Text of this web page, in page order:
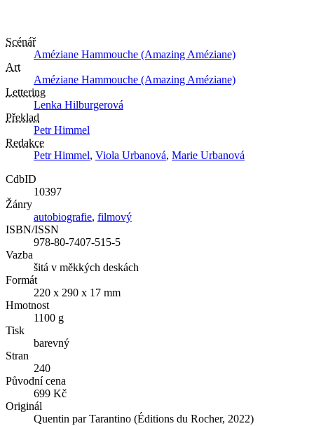
Scénář
Améziane Hammouche (Amazing Améziane)
Art
Améziane Hammouche (Amazing Améziane)
Lettering
Lenka Hilburgerová
Překlad
Petr Himmel
Redakce
Petr Himmel, Viola Urbanová, Marie Urbanová
CdbID
10397
Žánry
autobiografie, filmový
ISBN/ISSN
978-80-7407-515-5
Vazba
šitá v měkkých deskách
Formát
220 x 290 x 17 mm
Hmotnost
1100 g
Tisk
barevný
Stran
240
Původní cena
699 Kč
Originál
Quentin par Tarantino (Éditions du Rocher, 2022)